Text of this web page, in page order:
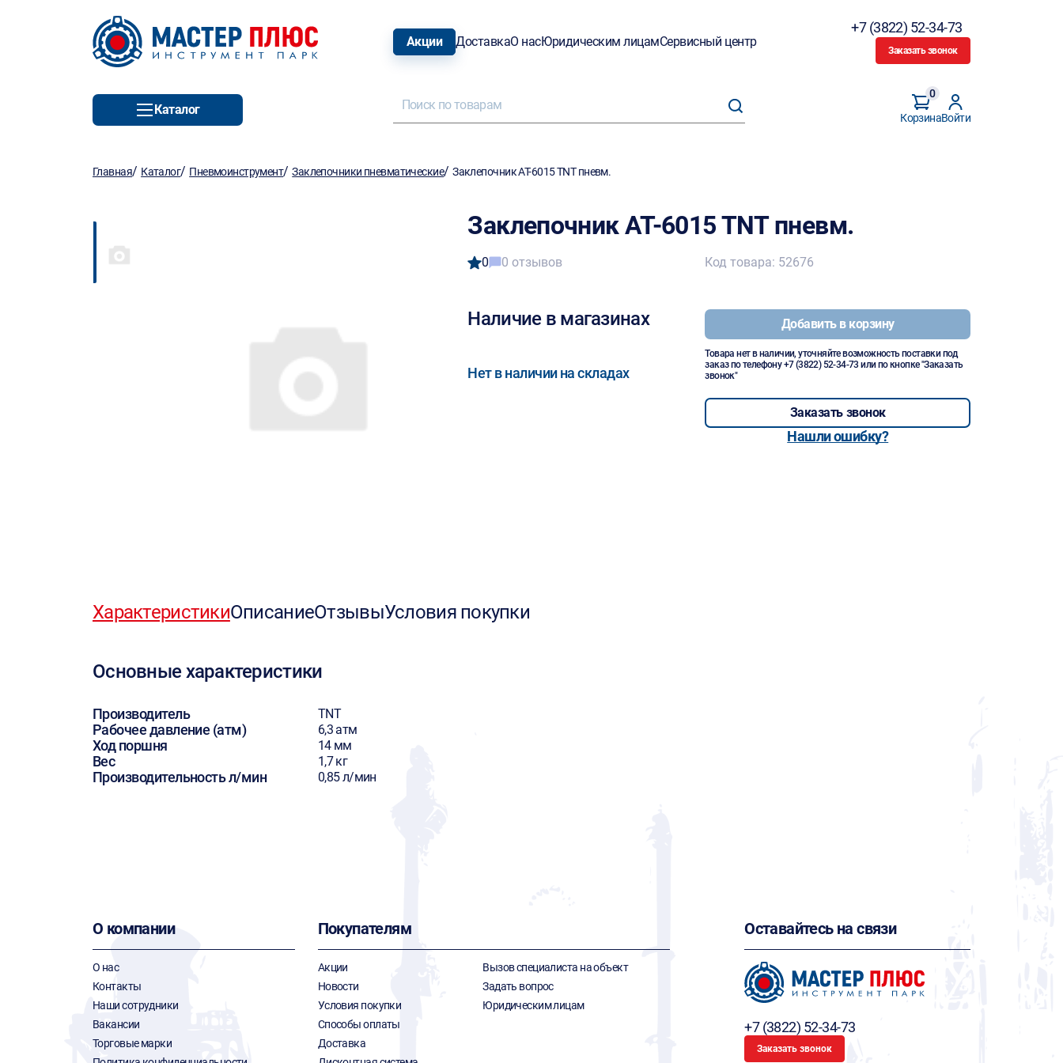
Акции ДоставкаО насЮридическим лицамСервисный центр
+7 (3822) 52-34-73
Заказать звонок
Каталог
Корзина
0
Войти
Главная/ Каталог/ Пневмоинструмент/Заклепочники пневматические/Заклепочник AT-6015 TNT пневм.
Заклепочник AT-6015 TNT пневм.
0 0 отзывов
Наличие в магазинах
Нет в наличии на складах
Код товара: 52676
Добавить в корзину
Товара нет в наличии, уточняйте возможность поставки под
заказ по телефону+7 (3822) 52-34-73 или по кнопке "Заказать
звонок"
Заказать звонок
Нашли ошибку?
ХарактеристикиОписаниеОтзывыУсловия покупки
Основные характеристики
Производитель TNT
Рабочее давление (атм) 6,3 атм
Ход поршня 14 мм
Вес 1,7 кг
Производительность л/мин 0,85 л/мин
О компании
О нас
Контакты
Наши сотрудники
Вакансии
Торговые марки
Покупателям
Акции
Новости
Условия покупки
Способы оплаты
Доставка
Вызов специалиста на объект
Задать вопрос
Юридическим лицам
Оставайтесь на связи
+7 (3822) 52-34-73
Заказать звонок